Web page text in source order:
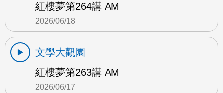
紅樓夢第264講 AM
2026/06/18
文學大觀園
紅樓夢第263講 AM
2026/06/17